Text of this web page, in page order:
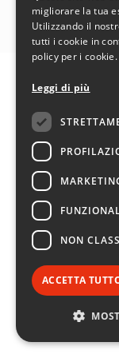
migliorare la tua
Utilizzando il
tutti i cookie in
policy per i cookie.
Leggi di più
NON
ACCETTA